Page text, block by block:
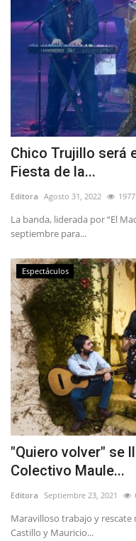
Chico Trujillo será
Fiesta de la...
Editora Agosto 31, 2022 1977
La banda, liderada por “El
septiembre para...
Espectáculos
"Quiero volver" se
Colectivo Maule...
Editora Septiembre 23, 2021
Maravilloso trabajo y rescate
Castillo y Mauricio...